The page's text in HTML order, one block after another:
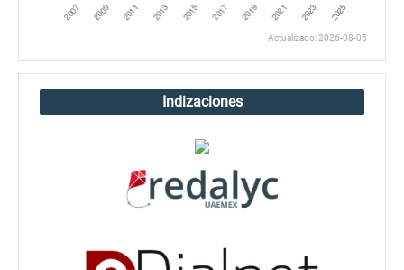
Actualizado: 2026-08-05
Indizaciones